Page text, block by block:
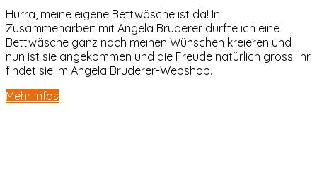
Hurra, meine eigene Bettwäsche ist da! In
Zusammenarbeit mit Angela Bruderer durfte ich eine
Bettwäsche ganz nach meinen Wünschen kreieren und
nun ist sie angekommen und die Freude natürlich gross! Ihr
findet sie im Angela Bruderer-Webshop.
Mehr Infos